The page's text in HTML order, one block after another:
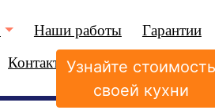
Узнайте стоимость
своей кухни
Наши работы
Гарантии
Контакты Избранное (0)